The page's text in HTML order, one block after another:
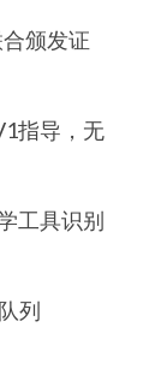
颁发证
指导，无
工具识别
列